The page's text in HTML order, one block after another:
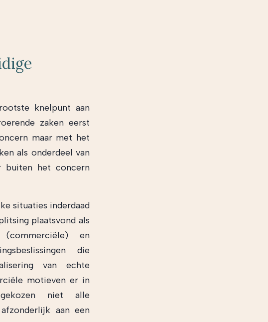
knelpunt aan
zaken eerst
maar met het
als onderdeel van
buiten het concern
situaties inderdaad
plaatsvond als
en
die
van echte
motieven er in
niet alle
aan een